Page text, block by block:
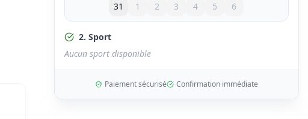
31 1 2 3 4 5 6
2. Sport
Aucun sport disponible
Paiement sécurisé Confirmation immédiate